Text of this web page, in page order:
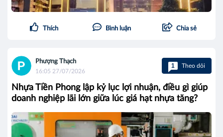
Thích Bình luận Chia sẻ
Phượng Thạch
16:05 27/07/2026
1 Theo dõi
Nhựa Tiền Phong lập kỷ lục lợi nhuận, điều gì giúp
doanh nghiệp lãi lớn giữa lúc giá hạt nhựa tăng?